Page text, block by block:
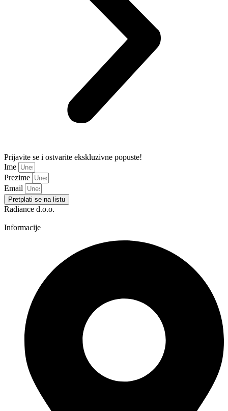
Prijavite se i ostvarite ekskluzivne popuste!
Ime
Prezime
Email
Pretplati se na listu
Radiance d.o.o.
Informacije